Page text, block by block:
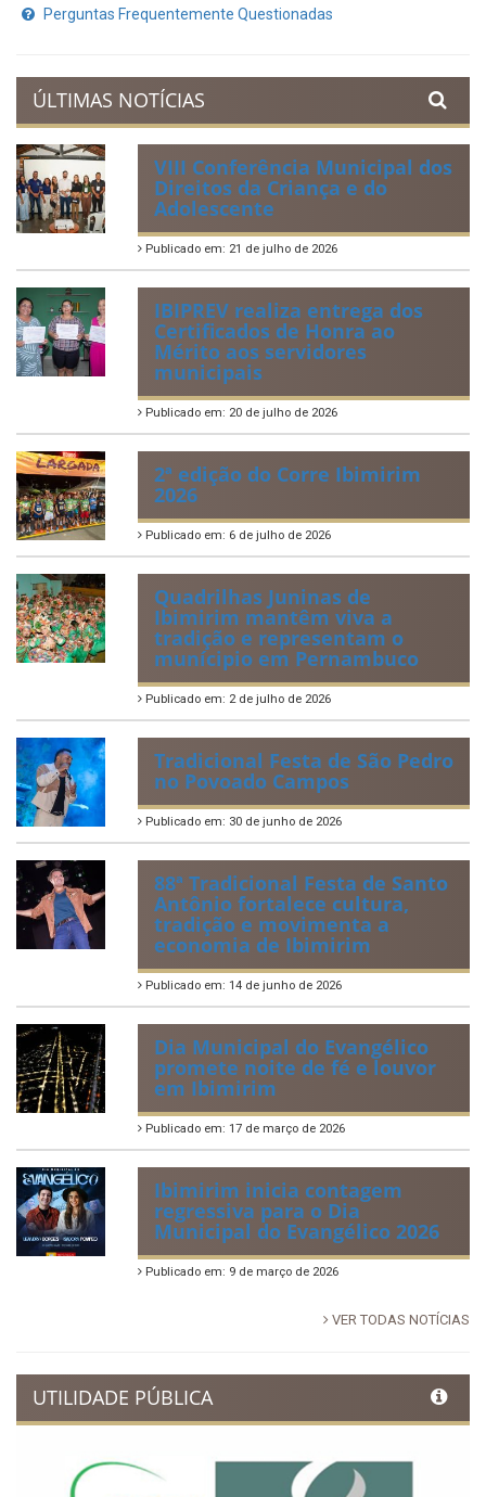
Perguntas Frequentemente Questionadas
ÚLTIMAS NOTÍCIAS
VIII Conferência Municipal dos
Direitos da Criança e do
Adolescente
Publicado em: 21 de julho de 2026
IBIPREV realiza entrega dos
Certificados de Honra ao
Mérito aos servidores
municipais
Publicado em: 20 de julho de 2026
2ª edição do Corre Ibimirim
2026
Publicado em: 6 de julho de 2026
Quadrilhas Juninas de
Ibimirim mantêm viva a
tradição e representam o
munícipio em Pernambuco
Publicado em: 2 de julho de 2026
Tradicional Festa de São Pedro
no Povoado Campos
Publicado em: 30 de junho de 2026
88ª Tradicional Festa de Santo
Antônio fortalece cultura,
tradição e movimenta a
economia de Ibimirim
Publicado em: 14 de junho de 2026
Dia Municipal do Evangélico
promete noite de fé e louvor
em Ibimirim
Publicado em: 17 de março de 2026
Ibimirim inicia contagem
regressiva para o Dia
Municipal do Evangélico 2026
Publicado em: 9 de março de 2026
VER TODAS NOTÍCIAS
UTILIDADE PÚBLICA